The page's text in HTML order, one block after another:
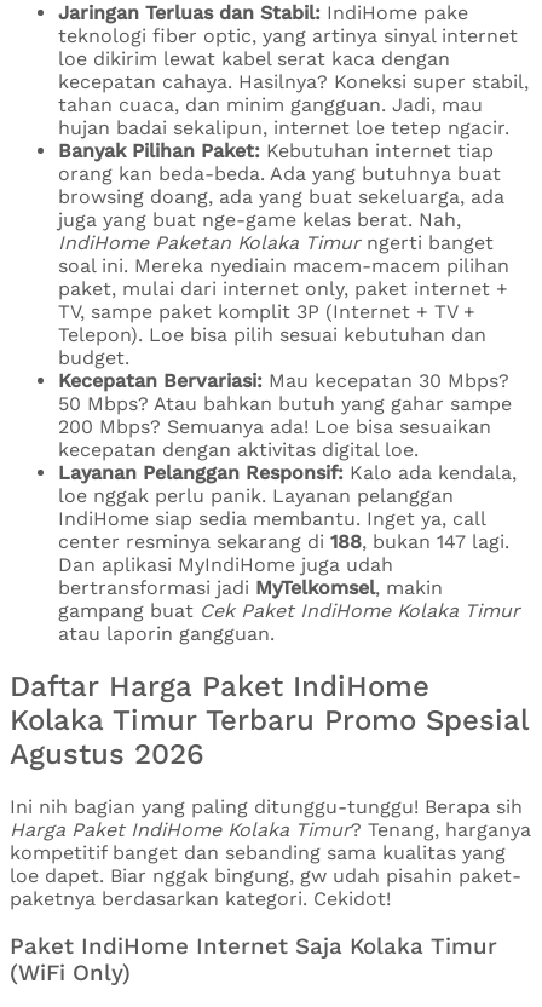
Jaringan Terluas dan Stabil: IndiHome pake
teknologi fiber optic, yang artinya sinyal internet
loe dikirim lewat kabel serat kaca dengan
kecepatan cahaya. Hasilnya? Koneksi super stabil,
tahan cuaca, dan minim gangguan. Jadi, mau
hujan badai sekalipun, internet loe tetep ngacir.
Banyak Pilihan Paket: Kebutuhan internet tiap
orang kan beda-beda. Ada yang butuhnya buat
browsing doang, ada yang buat sekeluarga, ada
juga yang buat nge-game kelas berat. Nah,
IndiHome Paketan Kolaka Timurngerti banget
soal ini. Mereka nyediain macem-macem pilihan
paket, mulai dari internet only, paket internet +
TV, sampe paket komplit 3P (Internet + TV +
Telepon). Loe bisa pilih sesuai kebutuhan dan
budget.
Kecepatan Bervariasi: Mau kecepatan 30 Mbps?
50 Mbps? Atau bahkan butuh yang gahar sampe
200 Mbps? Semuanya ada! Loe bisa sesuaikan
kecepatan dengan aktivitas digital loe.
Layanan Pelanggan Responsif: Kalo ada kendala,
loe nggak perlu panik. Layanan pelanggan
IndiHome siap sedia membantu. Inget ya, call
center resminya sekarang di 188, bukan 147 lagi.
Dan aplikasi MyIndiHome juga udah
bertransformasi jadi MyTelkomsel, makin
gampang buat Cek Paket IndiHome Kolaka Timur
atau laporin gangguan.
Daftar Harga Paket IndiHome
Kolaka Timur Terbaru Promo Spesial
Agustus 2026
Ini nih bagian yang paling ditunggu-tunggu! Berapa sih
Harga Paket IndiHome Kolaka Timur? Tenang, harganya
kompetitif banget dan sebanding sama kualitas yang
loe dapet. Biar nggak bingung, gw udah pisahin paket-
paketnya berdasarkan kategori. Cekidot!
Paket IndiHome Internet Saja Kolaka Timur
(WiFi Only)